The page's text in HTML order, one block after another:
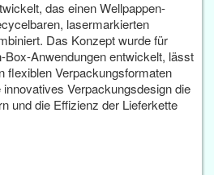
das einen Wellpappen-
lasermarkierten
Das Konzept wurde für
Anwendungen entwickelt, lässt
flexiblen Verpackungsformaten
Verpackungsdesign die
und die Effizienz der Lieferkette